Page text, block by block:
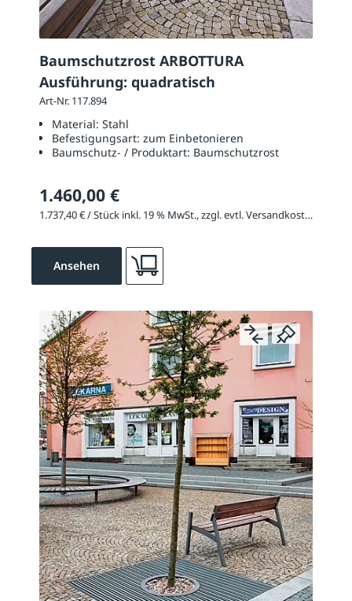
Baumschutzrost ARBOTTURA
Ausführung: quadratisch
Art-Nr. 117.894
Material: Stahl
Befestigungsart: zum Einbetonieren
Baumschutz- / Produktart: Baumschutzrost
1.460,00 €
1.737,40 € / Stück inkl. 19 % MwSt., zzgl. evtl. Versandkosten
Ansehen